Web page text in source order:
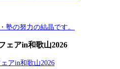
ェアin和歌山2026